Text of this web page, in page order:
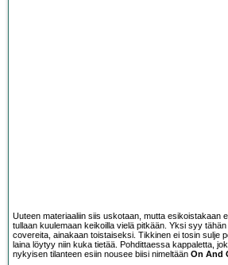
Uuteen materiaaliin siis uskotaan, mutta esikoistakaan
tullaan kuulemaan keikoilla vielä pitkään. Yksi syy
covereita, ainakaan toistaiseksi. Tikkinen ei tosin sulje
laina löytyy niin kuka tietää. Pohdittaessa kappaletta,
nykyisen tilanteen esiin nousee biisi nimeltään On And